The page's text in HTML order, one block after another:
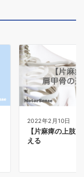
2022年2月10日
【片麻痺の上肢
える